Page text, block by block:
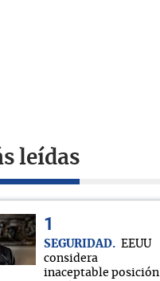
leídas
SEGURIDAD
EEUU
considera
inaceptable posición